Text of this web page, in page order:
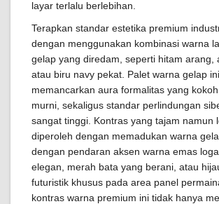
layar terlalu berlebihan.
Terapkan standar estetika premium
dengan menggunakan kombinasi warna
gelap yang diredam, seperti hitam arang,
atau biru navy pekat. Palet warna gelap ini
memancarkan aura formalitas yang
murni, sekaligus standar perlindungan
sangat tinggi. Kontras yang tajam namun
diperoleh dengan memadukan warna
dengan pendaran aksen warna emas
elegan, merah bata yang berani, atau
futuristik khusus pada area panel
kontras warna premium ini tidak hanya